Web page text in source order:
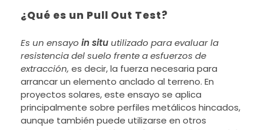
¿Qué es un Pull Out Test?
Es un ensayo in situ utilizado para evaluar la
resistencia del suelo frente a esfuerzos de
extracción, es decir, la fuerza necesaria para
arrancar un elemento anclado al terreno. En
proyectos solares, este ensayo se aplica
principalmente sobre perfiles metálicos hincados,
aunque también puede utilizarse en otros